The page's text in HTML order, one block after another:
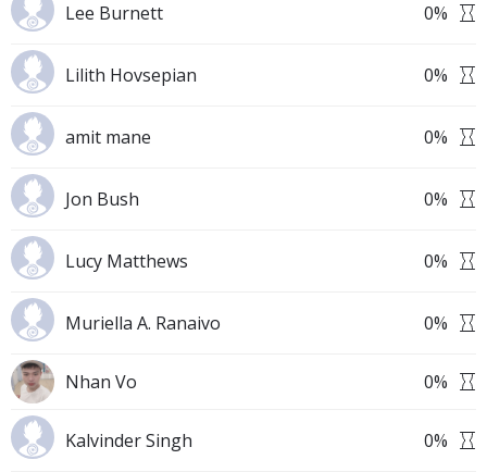
Lee Burnett 0%
Lilith Hovsepian 0%
amit mane 0%
Jon Bush 0%
Lucy Matthews 0%
Muriella A. Ranaivo 0%
Nhan Vo 0%
Kalvinder Singh 0%